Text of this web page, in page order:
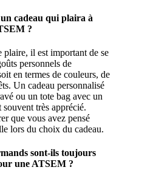
cadeau qui plaira à
?
plaire, il est important de se
personnels de
en termes de couleurs, de
Un cadeau personnalisé
ou un tote bag avec un
souvent très apprécié.
que vous avez pensé
lors du choix du cadeau.
sont-ils toujours
une ATSEM ?